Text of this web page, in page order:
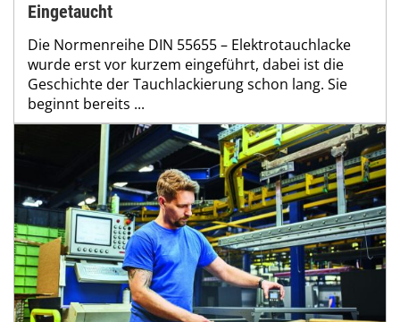
Eingetaucht
Die Normenreihe DIN 55655 – Elektrotauchlacke
wurde erst vor kurzem eingeführt, dabei ist die
Geschichte der Tauchlackierung schon lang. Sie
beginnt bereits ...